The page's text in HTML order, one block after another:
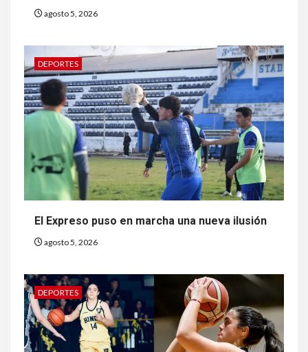
agosto 5, 2026
DEPORTES
El Expreso puso en marcha una nueva ilusión
agosto 5, 2026
DEPORTES